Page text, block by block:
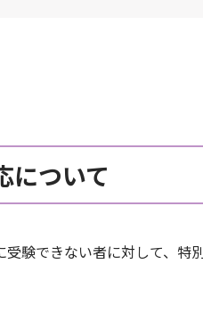
について
験できない者に対して、